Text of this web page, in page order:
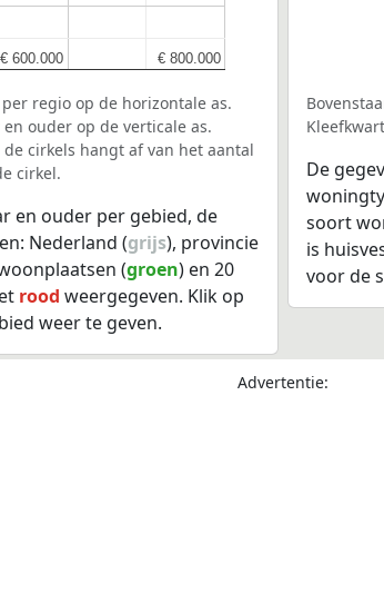
€ 600.000
€ 600.000 € 800.000
€ 800.000
regio op de horizontale as.
ouder op de verticale as.
cirkels hangt af van het aantal
cirkel.
en ouder per gebied, de
Nederland (grijs), provincie
(groen) en 20
rood weergegeven. Klik op
weer te geven.
De
soort
is
voor de
Advertentie: